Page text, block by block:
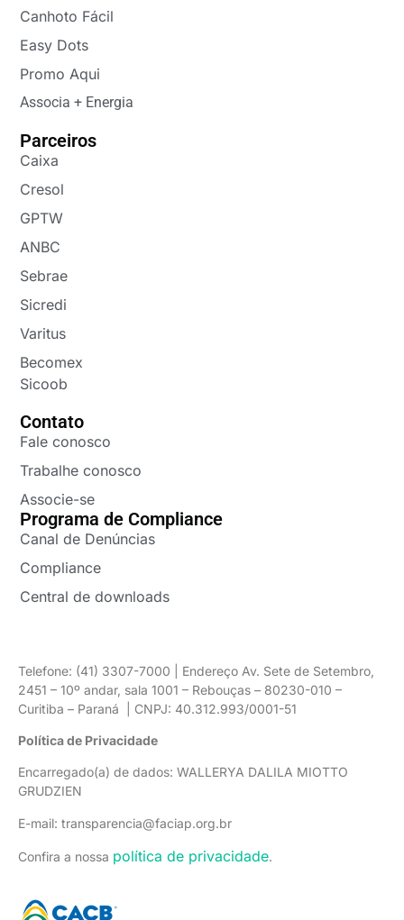
Canhoto Fácil
Easy Dots
Promo Aqui
Associa + Energia
Parceiros
Caixa
Cresol
GPTW
ANBC
Sebrae
Sicredi
Varitus
Becomex
Sicoob
Contato
Fale conosco
Trabalhe conosco
Associe-se
Programa de Compliance
Canal de Denúncias
Compliance
Central de downloads
Telefone: (41) 3307-7000 | Endereço Av. Sete de Setembro,
2451 – 10º andar, sala 1001 – Rebouças – 80230-010 –
Curitiba – Paraná | CNPJ: 40.312.993/0001-51
Política de Privacidade
Encarregado(a) de dados: WALLERYA DALILA MIOTTO
GRUDZIEN
E-mail: transparencia@faciap.org.br
Confira a nossa política de privacidade.